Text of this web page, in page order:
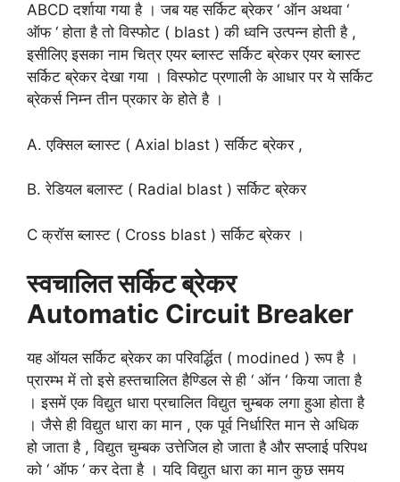
ABCD दर्शाया गया है । जब यह सर्किट ब्रेकर ‘ ऑन अथवा ‘
ऑफ ‘ होता है तो विस्फोट ( blast ) की ध्वनि उत्पन्न होती है ,
इसीलिए इसका नाम चित्र एयर ब्लास्ट सर्किट ब्रेकर एयर ब्लास्ट
सर्किट ब्रेकर देखा गया । विस्फोट प्रणाली के आधार पर ये सर्किट
ब्रेकर्स निम्न तीन प्रकार के होते है ।
A. एक्सिल ब्लास्ट ( Axial blast ) सर्किट ब्रेकर ,
B. रेडियल बलास्ट ( Radial blast ) सर्किट ब्रेकर
C क्रॉस ब्लास्ट ( Cross blast ) सर्किट ब्रेकर ।
स्वचालित सर्किट ब्रेकर
Automatic Circuit Breaker
यह ऑयल सर्किट ब्रेकर का परिवर्द्धित ( modined ) रूप है ।
प्रारम्भ में तो इसे हस्तचालित हैण्डिल से ही ‘ ऑन ‘ किया जाता है
। इसमें एक विद्युत धारा प्रचालित विद्युत चुम्बक लगा हुआ होता है
। जैसे ही विद्युत धारा का मान , एक पूर्व निर्धारित मान से अधिक
हो जाता है , विद्युत चुम्बक उत्तेजिल हो जाता है और सप्लाई परिपथ
को ‘ ऑफ ‘ कर देता है । यदि विद्युत धारा का मान कुछ समय